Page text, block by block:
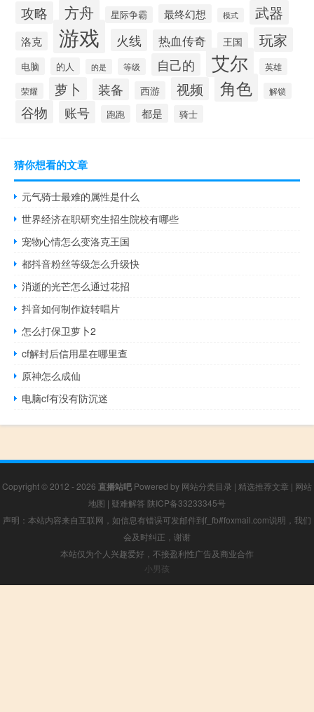
攻略
方舟 星际争霸 最终幻想 模式 武器
洛克 游戏 火线 热血传奇 王国 玩家
电脑 的人 的是 等级 自己的 艾尔 英雄
荣耀 萝卜 装备 西游 视频 角色 解锁
谷物 账号 跑跑 都是 骑士
猜你想看的文章
元气骑士最难的属性是什么
世界经济在职研究生招生院校有哪些
宠物心情怎么变洛克王国
都抖音粉丝等级怎么升级快
消逝的光芒怎么通过花招
抖音如何制作旋转唱片
怎么打保卫萝卜2
cf解封后信用星在哪里查
原神怎么成仙
电脑cf有没有防沉迷
Copyright © 2012 - 2026 直播站吧 Powered by 网站分类目录 | 精选推荐文章 | 网站
地图 | 疑难解答 陕ICP备33233345号
声明：本站内容来自互联网，如信息有错误可发邮件到f_fb#foxmail.com说明，我们
会及时纠正，谢谢
本站仅为个人兴趣爱好，不接盈利性广告及商业合作
小男孩